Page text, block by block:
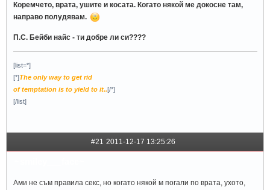
Коремчето, врата, ушите и косата. Когато някой ме докосне там,
направо полудявам.
П.С. Бейби найс - ти добре ли си????
[list=*]
[*]The only way to get rid
of temptation is to yield to it..[/*]
[/list]
#21 2011-12-17 13:25:26
Ами не съм правила секс, но когато някой м погали по врата, ухото,